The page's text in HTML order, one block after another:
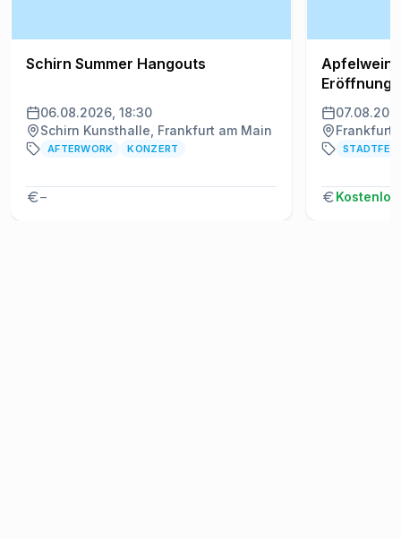
Schirn Summer Hangouts
06.08.2026, 18:30
Schirn Kunsthalle, Frankfurt am Main
AFTERWORK KONZERT
–
Eröffnung
Frankfurt
Kostenlos